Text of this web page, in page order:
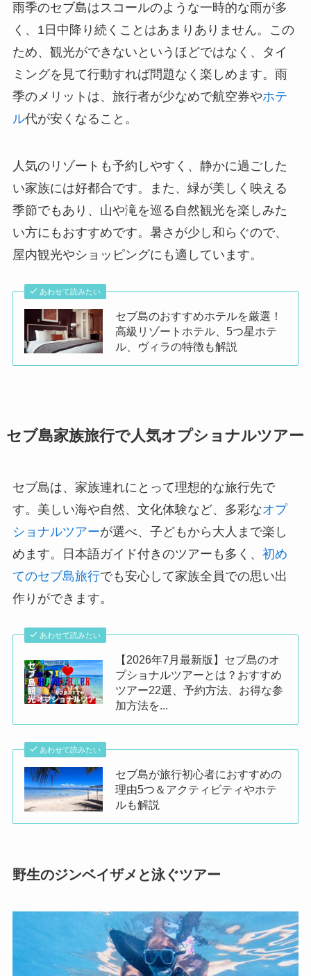
雨季のセブ島はスコールのような一時的な雨が多
く、1日中降り続くことはあまりありません。この
ため、観光ができないというほどではなく、タイ
ミングを見て行動すれば問題なく楽しめます。雨
季のメリットは、旅行者が少なめで航空券やホテ
ル代が安くなること。
人気のリゾートも予約しやすく、静かに過ごした
い家族には好都合です。また、緑が美しく映える
季節でもあり、山や滝を巡る自然観光を楽しみた
い方にもおすすめです。暑さが少し和らぐので、
屋内観光やショッピングにも適しています。
あわせて読みたい
セブ島のおすすめホテルを厳選！
高級リゾートホテル、5つ星ホテ
ル、ヴィラの特徴も解説
セブ島家族旅行で人気オプショナルツアー
セブ島は、家族連れにとって理想的な旅行先で
す。​美しい海や自然、文化体験など、多彩なオプ
ショナルツアーが選べ、子どもから大人まで楽し
めます。​日本語ガイド付きのツアーも多く、 初め
てのセブ島旅行でも安心して家族全員での思い出
作りができます。
あわせて読みたい
【2026年7月最新版】セブ島のオ
プショナルツアーとは？おすすめ
ツアー22選、予約方法、お得な参
加方法を...
あわせて読みたい
セブ島が旅行初心者におすすめの
理由5つ＆アクティビティやホテ
ルも解説
野生のジンベイザメと泳ぐツアー